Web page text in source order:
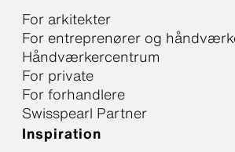
For arkitekter
For entreprenører og
Håndværkercentrum
For private
For forhandlere
Swisspearl Partner
Inspiration